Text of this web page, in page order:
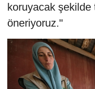
koruyacak şekilde
öneriyoruz."